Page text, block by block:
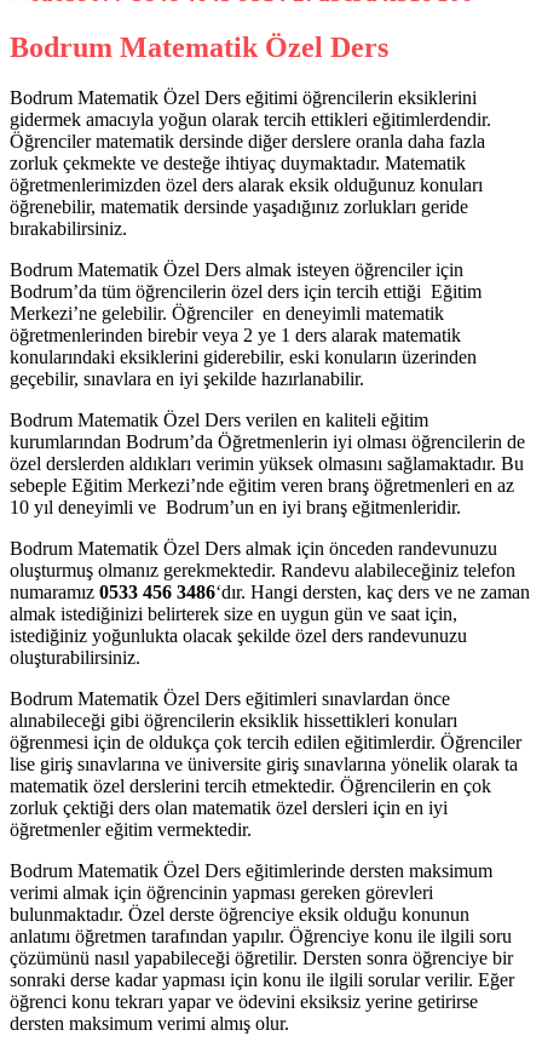
Bodrum Matematik Özel Ders
Bodrum Matematik Özel Ders eğitimi öğrencilerin eksiklerini
gidermek amacıyla yoğun olarak tercih ettikleri eğitimlerdendir.
Öğrenciler matematik dersinde diğer derslere oranla daha fazla
zorluk çekmekte ve desteğe ihtiyaç duymaktadır. Matematik
öğretmenlerimizden özel ders alarak eksik olduğunuz konuları
öğrenebilir, matematik dersinde yaşadığınız zorlukları geride
bırakabilirsiniz.
Bodrum Matematik Özel Ders almak isteyen öğrenciler için
Bodrum’da tüm öğrencilerin özel ders için tercih ettiği Eğitim
Merkezi’ne gelebilir. Öğrenciler en deneyimli matematik
öğretmenlerinden birebir veya 2 ye 1 ders alarak matematik
konularındaki eksiklerini giderebilir, eski konuların üzerinden
geçebilir, sınavlara en iyi şekilde hazırlanabilir.
Bodrum Matematik Özel Ders verilen en kaliteli eğitim
kurumlarından Bodrum’da Öğretmenlerin iyi olması öğrencilerin de
özel derslerden aldıkları verimin yüksek olmasını sağlamaktadır. Bu
sebeple Eğitim Merkezi’nde eğitim veren branş öğretmenleri en az
10 yıl deneyimli ve Bodrum’un en iyi branş eğitmenleridir.
Bodrum Matematik Özel Ders almak için önceden randevunuzu
oluşturmuş olmanız gerekmektedir. Randevu alabileceğiniz telefon
numaramız 0533 456 3486‘dır. Hangi dersten, kaç ders ve ne zaman
almak istediğinizi belirterek size en uygun gün ve saat için,
istediğiniz yoğunlukta olacak şekilde özel ders randevunuzu
oluşturabilirsiniz.
Bodrum Matematik Özel Ders eğitimleri sınavlardan önce
alınabileceği gibi öğrencilerin eksiklik hissettikleri konuları
öğrenmesi için de oldukça çok tercih edilen eğitimlerdir. Öğrenciler
lise giriş sınavlarına ve üniversite giriş sınavlarına yönelik olarak ta
matematik özel derslerini tercih etmektedir. Öğrencilerin en çok
zorluk çektiği ders olan matematik özel dersleri için en iyi
öğretmenler eğitim vermektedir.
Bodrum Matematik Özel Ders eğitimlerinde dersten maksimum
verimi almak için öğrencinin yapması gereken görevleri
bulunmaktadır. Özel derste öğrenciye eksik olduğu konunun
anlatımı öğretmen tarafından yapılır. Öğrenciye konu ile ilgili soru
çözümünü nasıl yapabileceği öğretilir. Dersten sonra öğrenciye bir
sonraki derse kadar yapması için konu ile ilgili sorular verilir. Eğer
öğrenci konu tekrarı yapar ve ödevini eksiksiz yerine getirirse
dersten maksimum verimi almış olur.